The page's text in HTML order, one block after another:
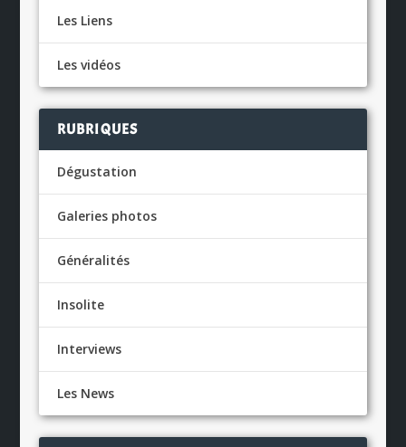
Les Liens
Les vidéos
RUBRIQUES
Dégustation
Galeries photos
Généralités
Insolite
Interviews
Les News